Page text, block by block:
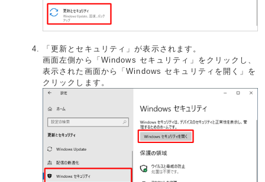
「更新とセキュリティ」が表示されます。
画面左側から「Windows セキュリティ」をクリックし、
表示された画面から「Windows セキュリティを開く」を
クリックします。